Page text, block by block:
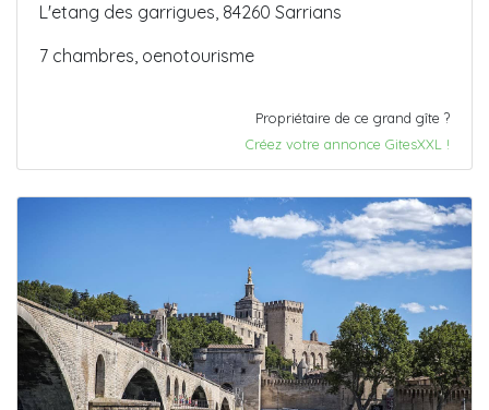
L'etang des garrigues, 84260 Sarrians
7 chambres, oenotourisme
Propriétaire de ce grand gîte ?
Créez votre annonce GitesXXL !